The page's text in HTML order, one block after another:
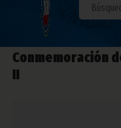
Conmemoración
II